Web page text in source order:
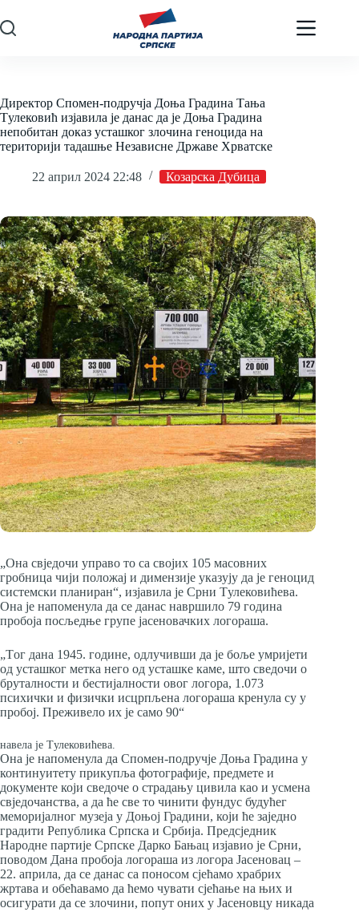
to
content
Директор Спомен-подручја Доња Градина Tања
Tулековић изјавила је данас да је Доња Градина
непобитан доказ усташког злочина геноцида на
територији тадашње Независне Државе Хрватске
22 април 2024 22:48 Козарска Дубица
„Она свједочи управо то са својих 105 масовних
гробница чији положај и димензије указују да је геноцид
системски планиран“, изјавила је Срни Tулековићева.
Она је напоменула да се данас навршило 79 година
пробоја посљедње групе јасеновачких логораша.
„Tог дана 1945. године, одлучивши да је боље умријети
од усташког метка него од усташке каме, што сведочи о
бруталности и бестијалности овог логора, 1.073
психички и физички исцрпљена логораша кренула су у
пробој. Преживело их је само 90“
навела је Tулековићева.
Она је напоменула да Спомен-подручје Доња Градина у
континуитету прикупља фотографије, предмете и
документе који сведоче о страдању цивила као и усмена
свједочанства, а да ће све то чинити фундус будућег
меморијалног музеја у Доњој Градини, који ће заједно
градити Република Српска и Србија. Предсједник
Народне партије Српске Дарко Бањац изјавио је Срни,
поводом Дана пробоја логораша из логора Јасеновац –
22. априла, да се данас са поносом сјећамо храбрих
жртава и обећавамо да ћемо чувати сјећање на њих и
осигурати да се злочини, попут оних у Јасеновцу никада